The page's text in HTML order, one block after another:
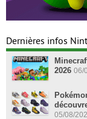
Dernières infos
2026 06/
05/08/